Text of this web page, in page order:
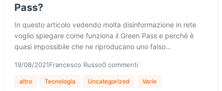
Pass?
In questo articolo vedendo molta disinformazione in rete
voglio spiegare come funziona il Green Pass e perché è
quasi impossibile che ne riproducano uno falso…
19/08/2021Francesco Russo0 commenti
altro Tecnologia Uncategorized Varie